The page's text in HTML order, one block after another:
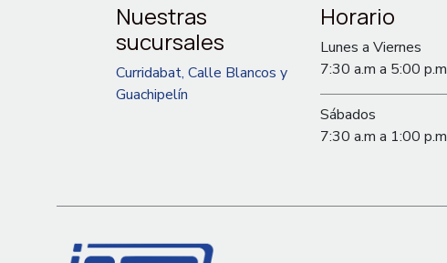
Nuestras
sucursales
Curridabat, Calle Blancos y
Guachipelín
Horario
Lunes a Viernes
7:30 a.m a 5:00 p.m
Sábados
7:30 a.m a 1:00 p.m